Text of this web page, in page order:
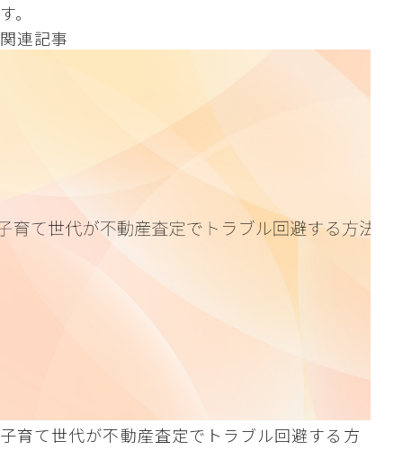
す。
関連記事
子育て世代が不動産査定でトラブル回避する方